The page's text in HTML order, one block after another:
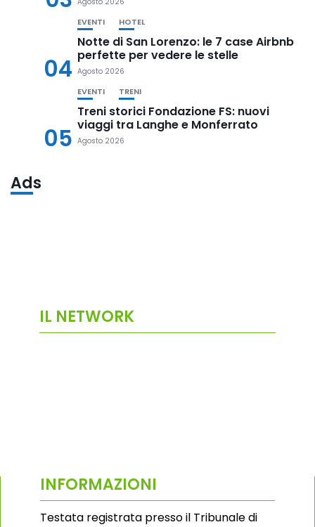
04
EVENTI HOTEL
Notte di San Lorenzo: le 7 case Airbnb
perfette per vedere le stelle
Agosto 2026
05
EVENTI TRENI
Treni storici Fondazione FS: nuovi
viaggi tra Langhe e Monferrato
Agosto 2026
Ads
IL NETWORK
INFORMAZIONI
Testata registrata presso il Tribunale di